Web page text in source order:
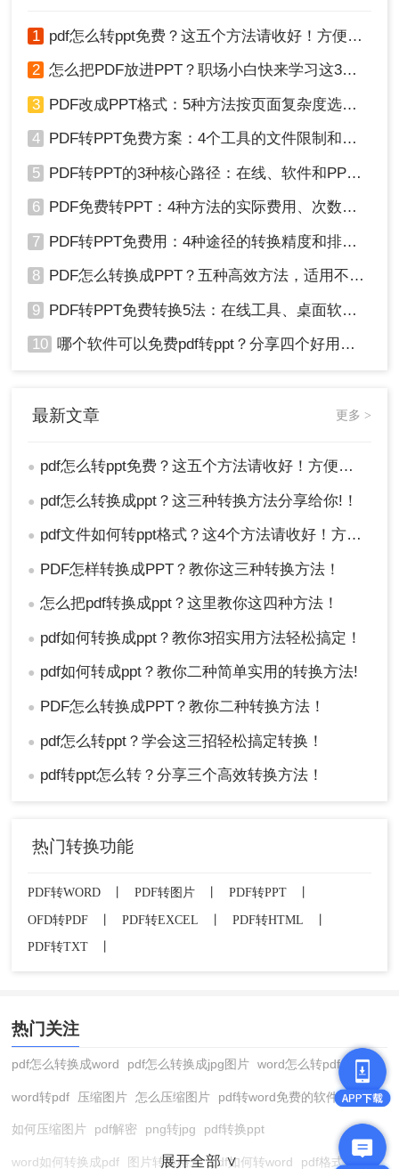
1 pdf怎么转ppt免费？这五个方法请收好！方便又好用！
2 怎么把PDF放进PPT？职场小白快来学习这3种方法！
3 PDF改成PPT格式：5种方法按页面复杂度选择！
4 PDF转PPT免费方案：4个工具的文件限制和输出质量对比！
5 PDF转PPT的3种核心路径：在线、软件和PPT自带的适用范围！
6 PDF免费转PPT：4种方法的实际费用、次数限制和效果！
7 PDF转PPT免费用：4种途径的转换精度和排版保留能力对比！
8 PDF怎么转换成PPT？五种高效方法，适用不同场景全解析！
9 PDF转PPT免费转换5法：在线工具、桌面软件和PPT插件的优劣！
10 哪个软件可以免费pdf转ppt？分享四个好用的转换工具！
最新文章 更多 >
● pdf怎么转ppt免费？这五个方法请收好！方便又好用！
● pdf怎么转换成ppt？这三种转换方法分享给你!！
● pdf文件如何转ppt格式？这4个方法请收好！方便又好用！
● PDF怎样转换成PPT？教你这三种转换方法！
● 怎么把pdf转换成ppt？这里教你这四种方法！
● pdf如何转换成ppt？教你3招实用方法轻松搞定！
● pdf如何转成ppt？教你二种简单实用的转换方法!
● PDF怎么转换成PPT？教你二种转换方法！
● pdf怎么转ppt？学会这三招轻松搞定转换！
● pdf转ppt怎么转？分享三个高效转换方法！
热门转换功能
PDF转WORD 丨 PDF转图片 丨 PDF转PPT
丨
OFD转PDF
丨 PDF转EXCEL 丨 PDF转HTML
丨
PDF转TXT
热门关注
pdf怎么转换成word pdf怎么转换成jpg图片 word怎么转pdf
word转pdf 压缩图片 怎么压缩图片 pdf转word免费的软件
如何压缩图片 pdf解密 png转jpg pdf转换ppt
word如何转换成pdf 图片转换格式 pdf如何转word pdf格式转换
展开全部 ∨